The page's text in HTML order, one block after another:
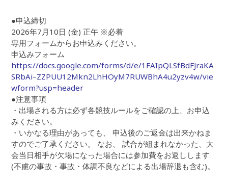
●申込締切
2026年7月10日 (金) 正午 ※必着
専用フォームからお申込みください。
申込みフォーム
https://docs.google.com/forms/d/e/1FAIpQLSfBdFJraKA
SRbAi–ZZPUU12Mkn2LhHOyM7RUWBhA4u2yzv4w/vie
wform?usp=header
●注意事項
・出場される方は必ず各競技ルールをご確認の上、お申込
みください。
・いかなる理由があっても、 申込後のご返金は出来かねま
すのでご了承ください。 なお、 試合が組まれなかった、大
会当日相手が欠場になった場合には参加費をお返しします
(不慮の事故・事故・体調不良などによる出場辞退も含む)。